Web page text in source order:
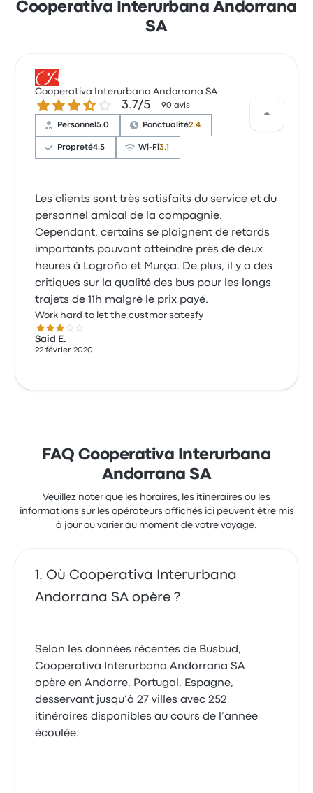
Cooperativa Interurbana Andorrana
SA
Cooperativa Interurbana Andorrana SA
3.7 sur 5 étoiles 3.7/5 90 avis
Personnel5.0 Ponctualité2.4
Propreté4.5 Wi-Fi3.1
Les clients sont très satisfaits du service et du
personnel amical de la compagnie.
Cependant, certains se plaignent de retards
importants pouvant atteindre près de deux
heures à Logroño et Murça. De plus, il y a des
critiques sur la qualité des bus pour les longs
trajets de 11h malgré le prix payé.
Work hard to let the custmor satesfy
3.0 sur 5 étoiles
Said E.
22 février 2020
FAQ Cooperativa Interurbana
Andorrana SA
Veuillez noter que les horaires, les itinéraires ou les
informations sur les opérateurs affichés ici peuvent être mis
à jour ou varier au moment de votre voyage.
Où Cooperativa Interurbana
Andorrana SA opère ?
Selon les données récentes de Busbud,
Cooperativa Interurbana Andorrana SA
opère en Andorre, Portugal, Espagne,
desservant jusqu’à 27 villes avec 252
itinéraires disponibles au cours de l’année
écoulée.